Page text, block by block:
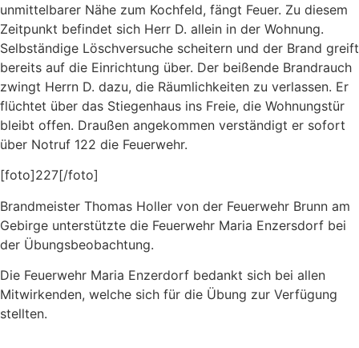
unmittelbarer Nähe zum Kochfeld, fängt Feuer. Zu diesem
Zeitpunkt befindet sich Herr D. allein in der Wohnung.
Selbständige Löschversuche scheitern und der Brand greift
bereits auf die Einrichtung über. Der beißende Brandrauch
zwingt Herrn D. dazu, die Räumlichkeiten zu verlassen. Er
flüchtet über das Stiegenhaus ins Freie, die Wohnungstür
bleibt offen. Draußen angekommen verständigt er sofort
über Notruf 122 die Feuerwehr.
[foto]227[/foto]
Brandmeister Thomas Holler von der Feuerwehr Brunn am
Gebirge unterstützte die Feuerwehr Maria Enzersdorf bei
der Übungsbeobachtung.
Die Feuerwehr Maria Enzerdorf bedankt sich bei allen
Mitwirkenden, welche sich für die Übung zur Verfügung
stellten.